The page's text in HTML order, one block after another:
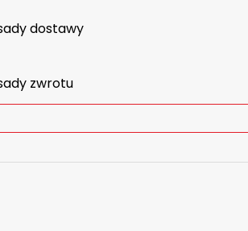
dostawy
zwrotu